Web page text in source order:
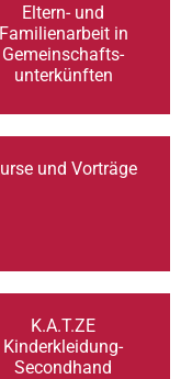
Eltern- und
Familienarbeit in
Gemeinschafts-
unterkünften
und Vorträge
K.A.T.ZE
Kinderkleidung-
Secondhand